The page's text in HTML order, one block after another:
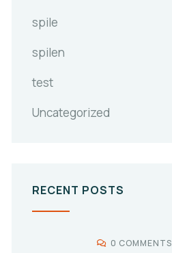
spile
spilen
test
Uncategorized
RECENT POSTS
0 COMMENTS